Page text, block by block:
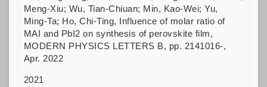
Meng-Xiu; Wu, Tian-Chiuan; Min, Kao-Wei; Yu,
Ming-Ta; Ho, Chi-Ting, Influence of molar ratio of
MAI and PbI2 on synthesis of perovskite film,
MODERN PHYSICS LETTERS B, pp. 2141016-,
Apr. 2022
2021